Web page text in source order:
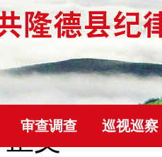
审查调查 巡视巡察
正文